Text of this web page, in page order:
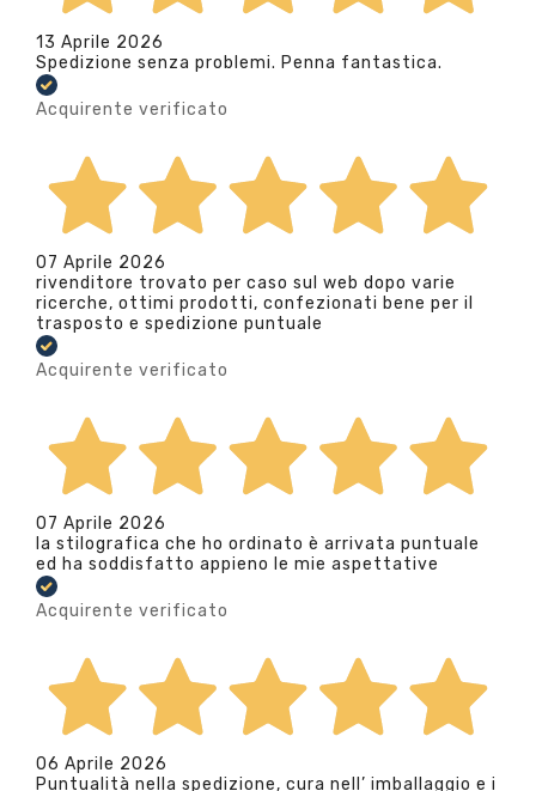
13 Aprile 2026
Spedizione senza problemi. Penna fantastica.
Acquirente verificato
07 Aprile 2026
rivenditore trovato per caso sul web dopo varie
ricerche, ottimi prodotti, confezionati bene per il
trasposto e spedizione puntuale
Acquirente verificato
07 Aprile 2026
la stilografica che ho ordinato è arrivata puntuale
ed ha soddisfatto appieno le mie aspettative
Acquirente verificato
06 Aprile 2026
Puntualità nella spedizione, cura nell’ imballaggio e i